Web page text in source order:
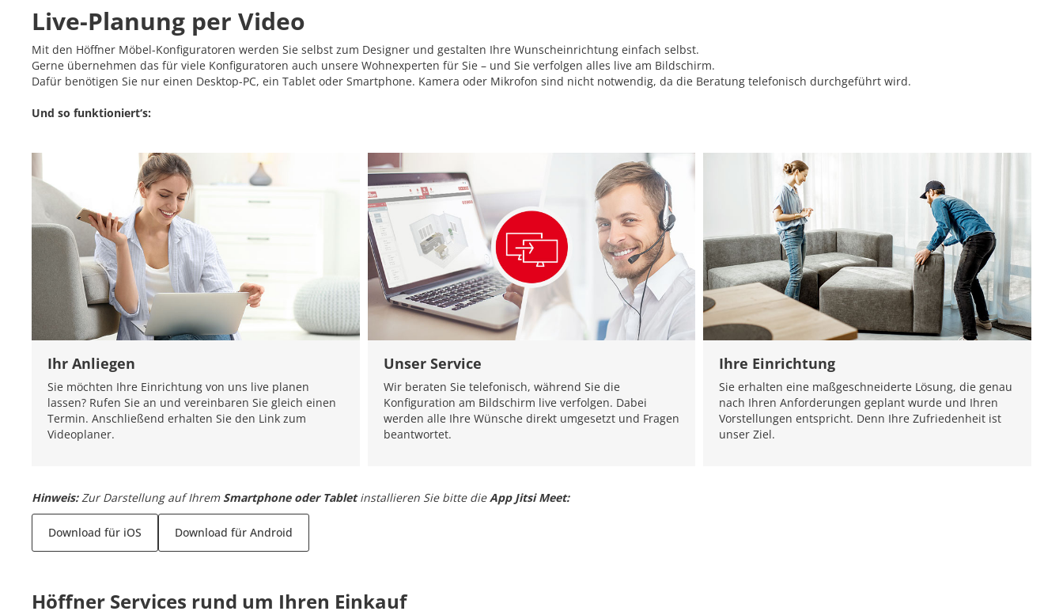
Live-Planung per Video
Mit den Höffner Möbel-Konfiguratoren werden Sie selbst zum Designer und gestalten Ihre Wunscheinrichtung einfach selbst.
Gerne übernehmen das für viele Konfiguratoren auch unsere Wohnexperten für Sie – und Sie verfolgen alles live am Bildschirm.
Dafür benötigen Sie nur einen Desktop-PC, ein Tablet oder Smartphone. Kamera oder Mikrofon sind nicht notwendig, da die Beratung telefonisch durchgeführt wird.
Und so funktioniert‘s:
Ihr Anliegen
Sie möchten Ihre Einrichtung von uns live planen
lassen? Rufen Sie an und vereinbaren Sie gleich einen
Termin. Anschließend erhalten Sie den Link zum
Videoplaner.
Unser Service
Wir beraten Sie telefonisch, während Sie die
Konfiguration am Bildschirm live verfolgen. Dabei
werden alle Ihre Wünsche direkt umgesetzt und Fragen
beantwortet.
Ihre Einrichtung
Sie erhalten eine maßgeschneiderte Lösung, die genau
nach Ihren Anforderungen geplant wurde und Ihren
Vorstellungen entspricht. Denn Ihre Zufriedenheit ist
unser Ziel.
Hinweis: Zur Darstellung auf Ihrem Smartphone oder Tabletinstallieren Sie bitte dieApp Jitsi Meet:
Download für iOS Download für Android
Höffner Services rund um Ihren Einkauf